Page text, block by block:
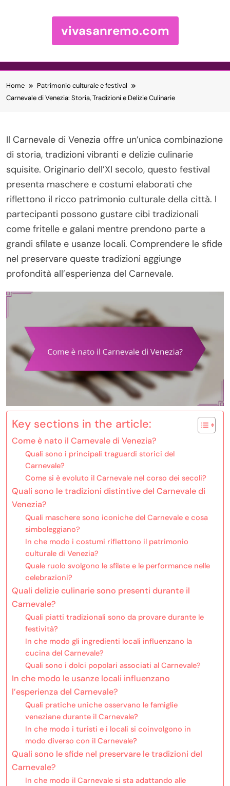
vivasanremo.com
Home
Patrimonio culturale e festival
Carnevale di Venezia: Storia, Tradizioni e Delizie Culinarie
Il Carnevale di Venezia offre un’unica combinazione
di storia, tradizioni vibranti e delizie culinarie
squisite. Originario dell’XI secolo, questo festival
presenta maschere e costumi elaborati che
riflettono il ricco patrimonio culturale della città. I
partecipanti possono gustare cibi tradizionali
come fritelle e galani mentre prendono parte a
grandi sfilate e usanze locali. Comprendere le sfide
nel preservare queste tradizioni aggiunge
profondità all’esperienza del Carnevale.
Key sections in the article:
Come è nato il Carnevale di Venezia?
Quali sono i principali traguardi storici del
Carnevale?
Come si è evoluto il Carnevale nel corso dei secoli?
Quali sono le tradizioni distintive del Carnevale di
Venezia?
Quali maschere sono iconiche del Carnevale e cosa
simboleggiano?
In che modo i costumi riflettono il patrimonio
culturale di Venezia?
Quale ruolo svolgono le sfilate e le performance nelle
celebrazioni?
Quali delizie culinarie sono presenti durante il
Carnevale?
Quali piatti tradizionali sono da provare durante le
festività?
In che modo gli ingredienti locali influenzano la
cucina del Carnevale?
Quali sono i dolci popolari associati al Carnevale?
In che modo le usanze locali influenzano
l’esperienza del Carnevale?
Quali pratiche uniche osservano le famiglie
veneziane durante il Carnevale?
In che modo i turisti e i locali si coinvolgono in
modo diverso con il Carnevale?
Quali sono le sfide nel preservare le tradizioni del
Carnevale?
In che modo il Carnevale si sta adattando alle